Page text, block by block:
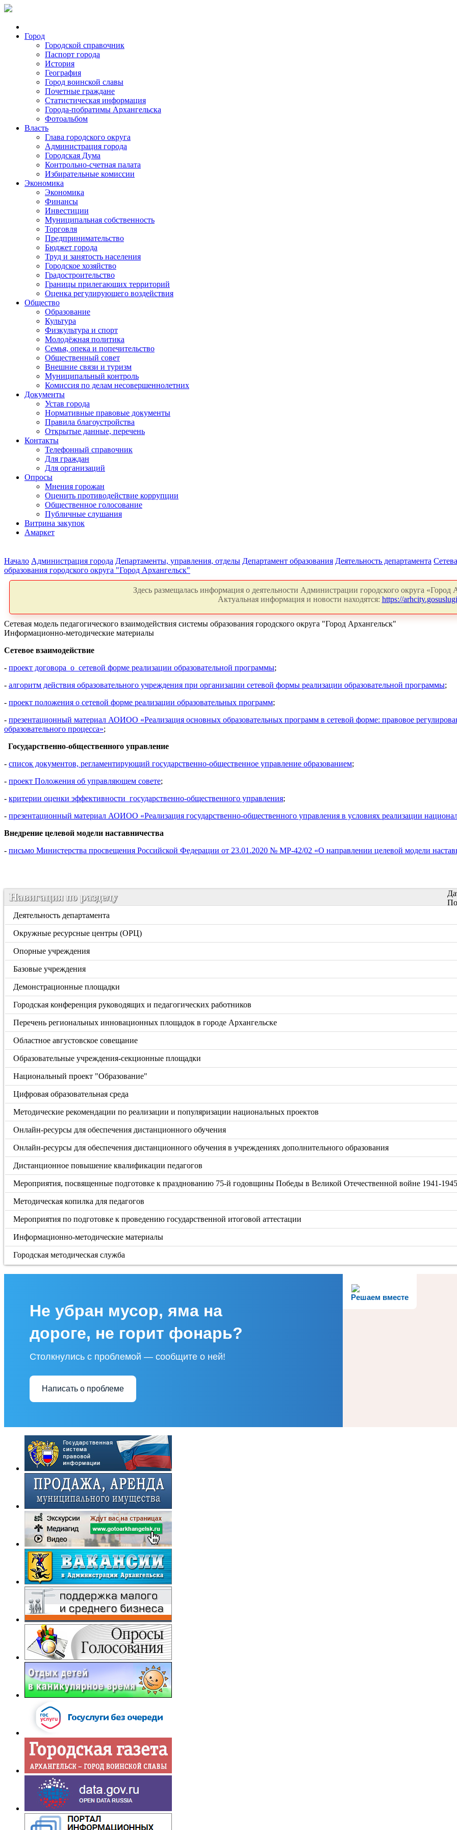
Город
Городской справочник
Паспорт города
История
География
Город воинской славы
Почетные граждане
Статистическая информация
Города-побратимы Архангельска
Фотоальбом
Власть
Глава городского округа
Администрация города
Городская Дума
Контрольно-счетная палата
Избирательные комиссии
Экономика
Экономика
Финансы
Инвестиции
Муниципальная собственность
Торговля
Предпринимательство
Бюджет города
Труд и занятость населения
Городское хозяйство
Градостроительство
Границы прилегающих территорий
Оценка регулирующего воздействия
Общество
Образование
Культура
Физкультура и спорт
Молодёжная политика
Семья, опека и попечительство
Общественный совет
Внешние связи и туризм
Муниципальный контроль
Комиссия по делам несовершеннолетних
Документы
Устав города
Нормативные правовые документы
Правила благоустройства
Открытые данные, перечень
Контакты
Телефонный справочник
Для граждан
Для организаций
Опросы
Мнения горожан
Оценить противодействие коррупции
Общественное голосование
Публичные слушания
Витрина закупок
Амаркет
Начало Администрация города Департаменты, управления, отделы Департамент образования Деятельность департамента
образования городского округа "Город Архангельск"
Здесь размещалась информация о деятельности Администрации городского округа «Город
Актуальная информация и новости находятся: https://
Сетевая модель педагогического взаимодействия системы образования городского округа "Город Архангельск"
Информационно-методические материалы
Сетевое взаимодействие
- проект договора о сетевой форме реализации образовательной программы;
- алгоритм действия образовательного учреждения при организации сетевой формы реализации образовательной программы;
- проект положения о сетевой форме реализации образовательных программ;
- презентационный материал АОИОО «Реализация основных образовательных программ в сетевой форме: правовое
образовательного процесса»;
Государственно-общественного управление
- список документов, регламентирующий государственно-общественное управление образованием;
- проект Положения об управляющем совете;
- критерии оценки эффективности государственно-общественного управления;
- презентационный материал АОИОО «Реализация государственно-общественного управления в условиях реализации
Внедрение целевой модели наставничества
- письмо Министерства просвещения Российской Федерации от 23.01.2020 № МР-42/02 «О направлении целевой модели
Навигация по разделу
Деятельность департамента
Окружные ресурсные центры (ОРЦ)
Опорные учреждения
Базовые учреждения
Демонстрационные площадки
Городская конференция руководящих и педагогических работников
Перечень региональных инновационных площадок в городе Архангельске
Областное августовское совещание
Образовательные учреждения-секционные площадки
Национальный проект "Образование"
Цифровая образовательная среда
Методические рекомендации по реализации и популяризации национальных проектов
Онлайн-ресурсы для обеспечения дистанционного обучения
Онлайн-ресурсы для обеспечения дистанционного обучения в учреждениях дополнительного образования
Дистанционное повышение квалификации педагогов
Мероприятия, посвященные подготовке к празднованию 75-й годовщины Победы в Великой Отечественной войне 1941-1945
Методическая копилка для педагогов
Мероприятия по подготовке к проведению государственной итоговой аттестации
Информационно-методические материалы
Городская методическая служба
Решаем вместе
Не убран мусор, яма на
дороге, не горит фонарь?
Столкнулись с проблемой — сообщите о ней!
Написать о проблеме